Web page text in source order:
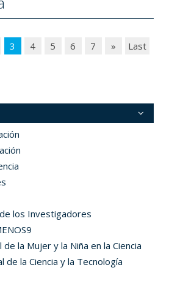
3 4 5 6 7 » Last
los Investigadores
la Mujer y la Niña en la Ciencia
de la Ciencia y la Tecnología